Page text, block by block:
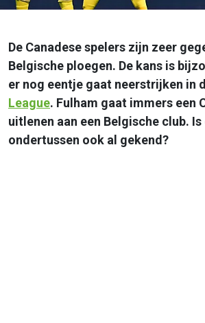
De Canadese spelers zijn zeer
Belgische ploegen. De kans is
er nog eentje gaat neerstrijken in
League. Fulham gaat immers een
uitlenen aan een Belgische club.
ondertussen ook al gekend?